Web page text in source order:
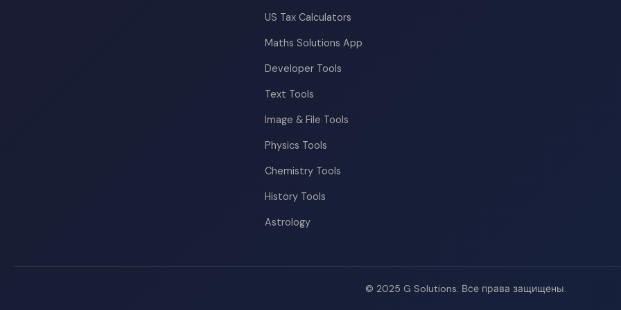
US Tax Calculators
Maths Solutions App
Developer Tools
Text Tools
Image & File Tools
Physics Tools
Chemistry Tools
History Tools
Astrology
© 2025 G Solutions. Все права защищены.